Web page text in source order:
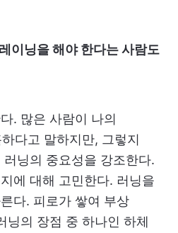
이닝을 해야 한다는 사람도
. 많은 사람이 나의
하다고 말하지만, 그렇지
닝의 중요성을 강조한다.
에 대해 고민한다. 러닝을
다. 피로가 쌓여 부상
닝의 장점 중 하나인 하체